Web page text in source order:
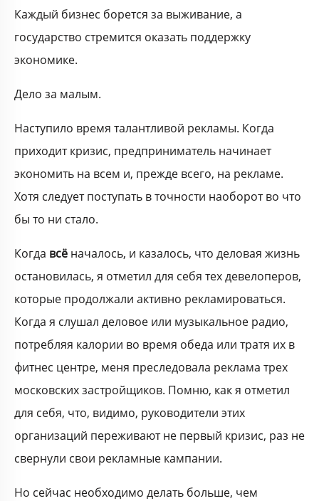
Каждый бизнес борется за выживание, а
государство стремится оказать поддержку
экономике.
Дело за малым.
Наступило время талантливой рекламы. Когда
приходит кризис, предприниматель начинает
экономить на всем и, прежде всего, на рекламе.
Хотя следует поступать в точности наоборот во что
бы то ни стало.
Когда всё началось, и казалось, что деловая жизнь
остановилась, я отметил для себя тех девелоперов,
которые продолжали активно рекламироваться.
Когда я слушал деловое или музыкальное радио,
потребляя калории во время обеда или тратя их в
фитнес центре, меня преследовала реклама трех
московских застройщиков. Помню, как я отметил
для себя, что, видимо, руководители этих
организаций переживают не первый кризис, раз не
свернули свои рекламные кампании.
Но сейчас необходимо делать больше, чем